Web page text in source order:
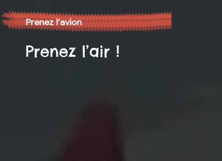
Prenez l’avion
Prenez l’air !